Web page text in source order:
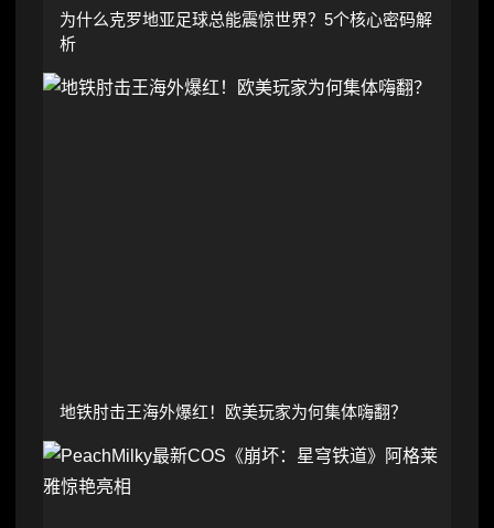
为什么克罗地亚足球总能震惊世界？5个核心密码解
析
地铁肘击王海外爆红！欧美玩家为何集体嗨翻？